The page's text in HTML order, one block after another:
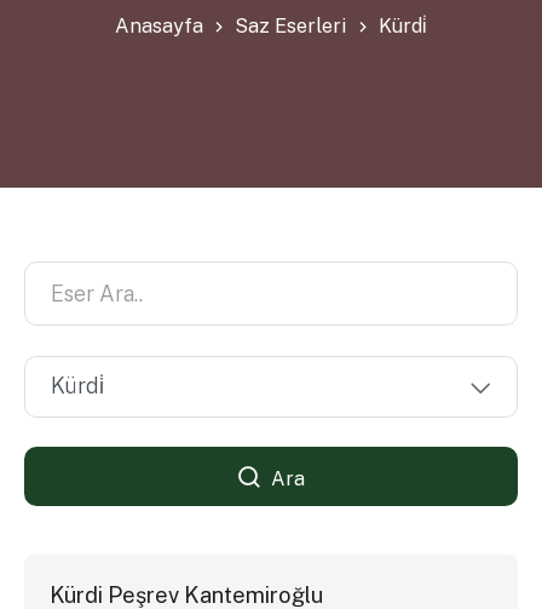
Anasayfa Saz Eserleri Kürdi̇
Ara
Kürdi Peşrev Kantemiroğlu